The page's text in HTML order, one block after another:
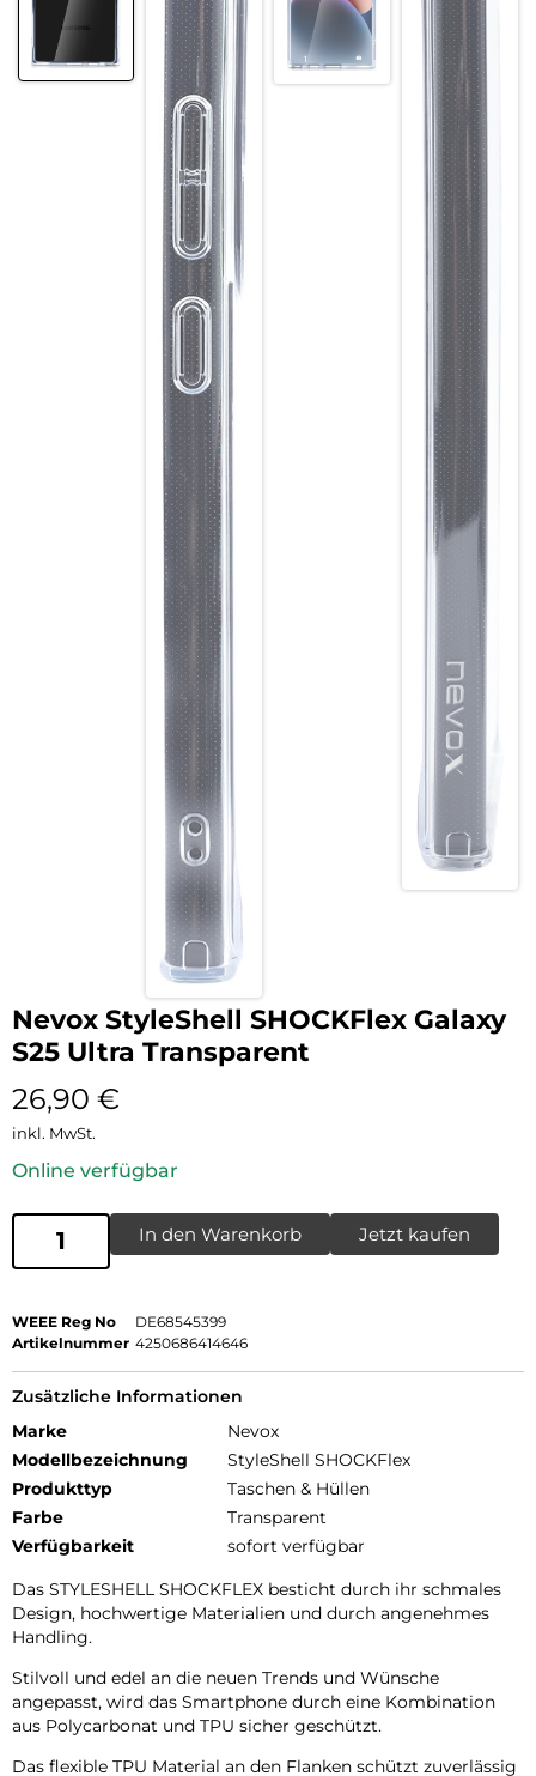
Nevox StyleShell SHOCKFlex Galaxy
S25 Ultra Transparent
26,90 €
inkl. MwSt.
Online verfügbar
In den Warenkorb Jetzt kaufen
WEEE Reg No
DE68545399
Artikelnummer 4250686414646
Zusätzliche Informationen
Marke
Nevox
Modellbezeichnung
StyleShell SHOCKFlex
Produkttyp
Taschen & Hüllen
Farbe
Transparent
Verfügbarkeit
sofort verfügbar
Das STYLESHELL SHOCKFLEX besticht durch ihr schmales
Design, hochwertige Materialien und durch angenehmes
Handling.
Stilvoll und edel an die neuen Trends und Wünsche
angepasst, wird das Smartphone durch eine Kombination
aus Polycarbonat und TPU sicher geschützt.
Das flexible TPU Material an den Flanken schützt zuverlässig